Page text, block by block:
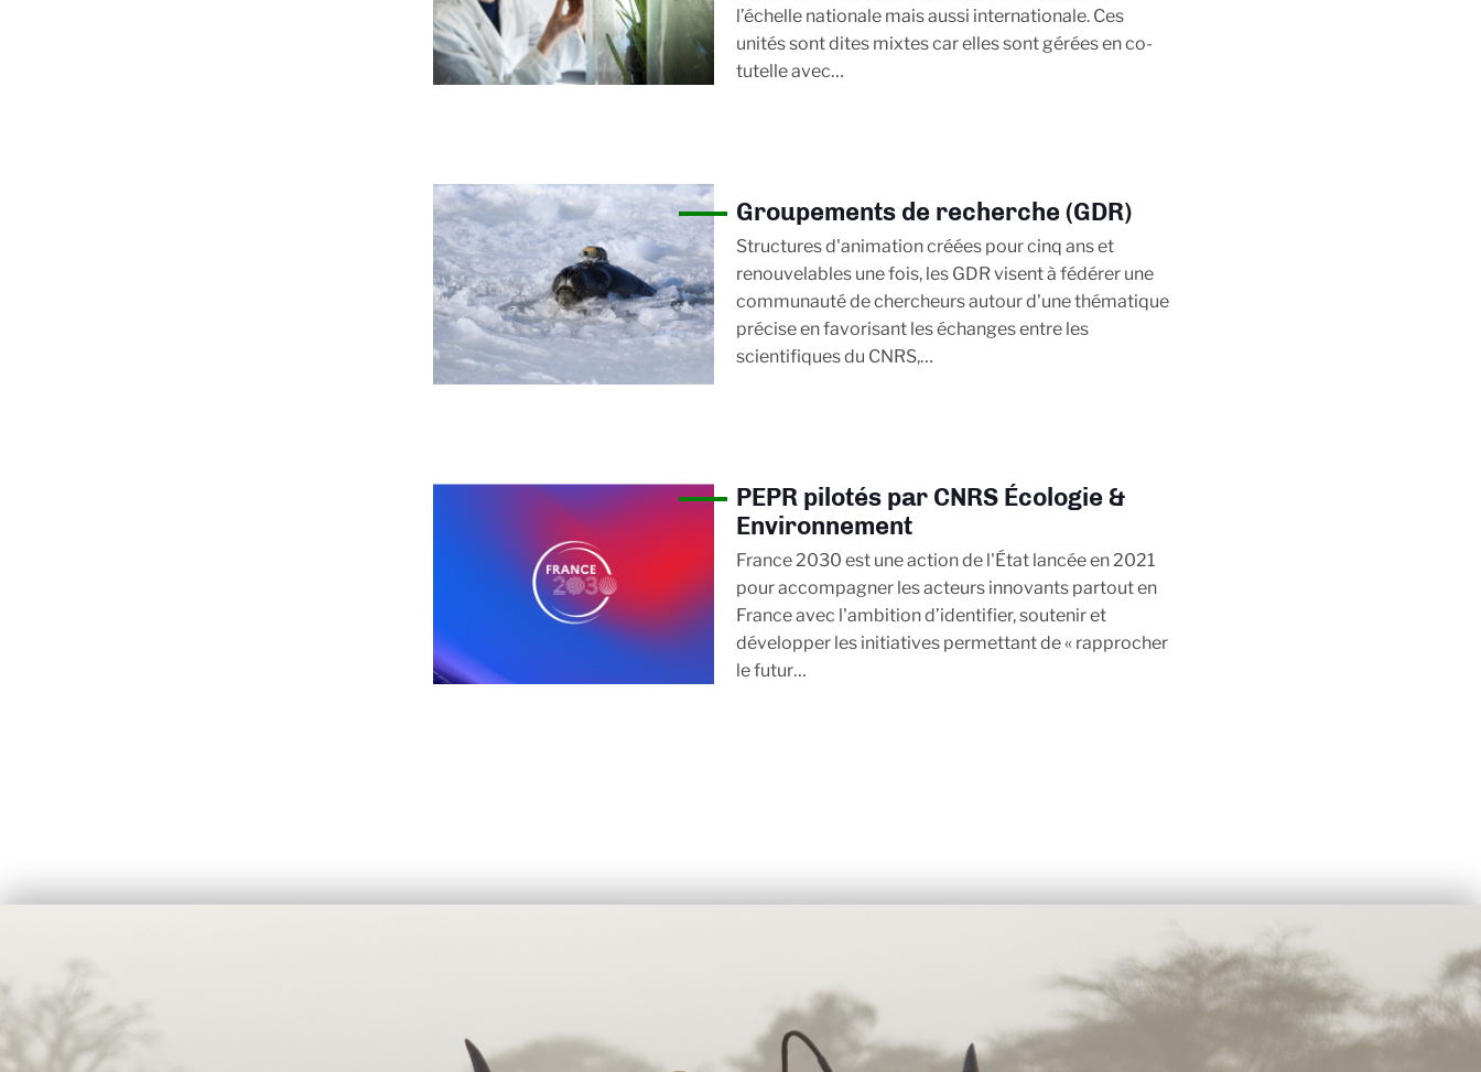
l’échelle nationale mais aussi internationale. Ces
unités sont dites mixtes car elles sont gérées en co-
tutelle avec…
Groupements de recherche (GDR)
Structures d'animation créées pour cinq ans et
renouvelables une fois, les GDR visent à fédérer une
communauté de chercheurs autour d'une thématique
précise en favorisant les échanges entre les
scientifiques du CNRS,…
PEPR pilotés par CNRS Écologie &
Environnement
France 2030 est une action de l'État lancée en 2021
pour accompagner les acteurs innovants partout en
France avec l'ambition d’identifier, soutenir et
développer les initiatives permettant de « rapprocher
le futur…